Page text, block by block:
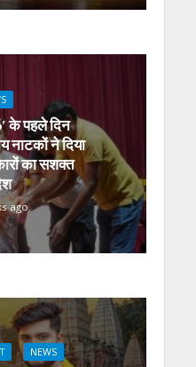
के पहले दिन
नाटकों ने दिया
का सशक्त
ago
NEWS